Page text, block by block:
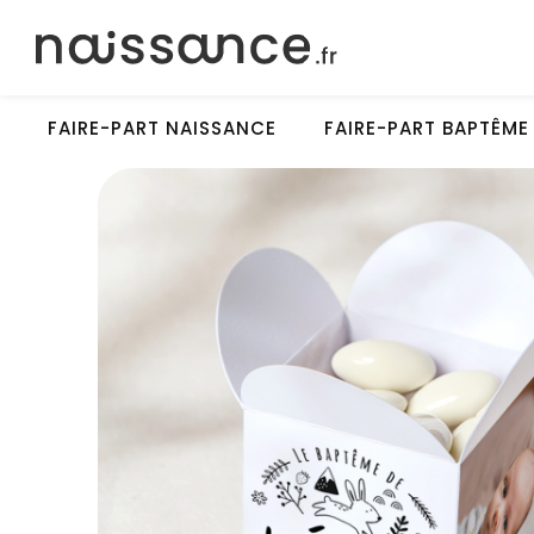
FAIRE-PART NAISSANCE FAIRE-PART BAPTÊME